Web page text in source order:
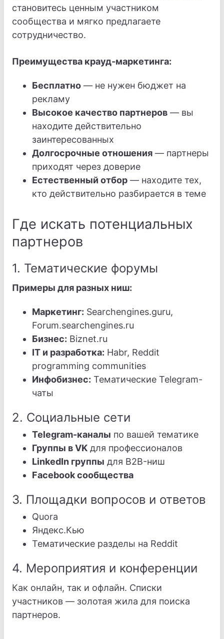
становитесь ценным участником
сообщества и мягко предлагаете
сотрудничество.
Преимущества крауд-маркетинга:
Бесплатно — не нужен бюджет на
рекламу
Высокое качество партнеров — вы
находите действительно
заинтересованных
Долгосрочные отношения — партнеры
приходят через доверие
Естественный отбор — находите тех,
кто действительно разбирается в теме
Где искать потенциальных
партнеров
1. Тематические форумы
Примеры для разных ниш:
Маркетинг: Searchengines.guru,
Forum.searchengines.ru
Бизнес: Biznet.ru
IT и разработка: Habr, Reddit
programming communities
Инфобизнес: Тематические Telegram-
чаты
2. Социальные сети
Telegram-каналы по вашей тематике
Группы в VK для профессионалов
LinkedIn группы для B2B-ниш
Facebook сообщества
3. Площадки вопросов и ответов
Quora
Яндекс.Кью
Тематические разделы на Reddit
4. Мероприятия и конференции
Как онлайн, так и офлайн. Списки
участников — золотая жила для поиска
партнеров.